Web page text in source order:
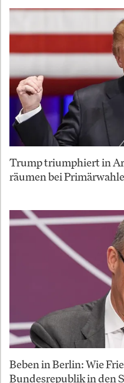
Trump triumphiert in
räumen bei
Beben in Berlin: Wie
Bundesrepublik in den